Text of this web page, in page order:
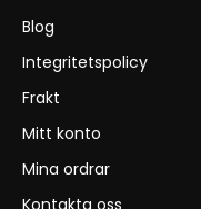
Blog
Integritetspolicy
Frakt
Mitt konto
Mina ordrar